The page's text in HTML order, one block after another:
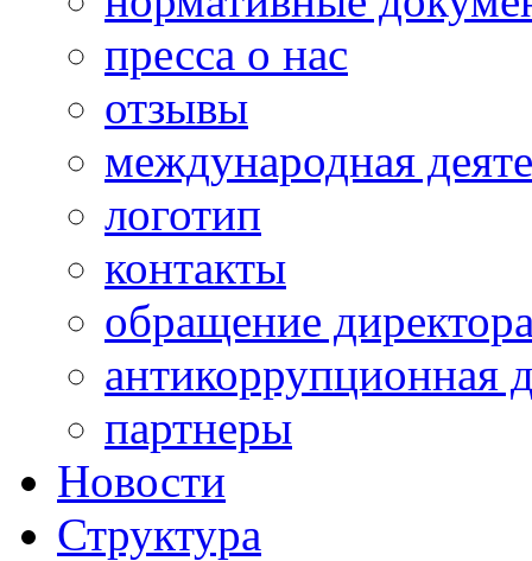
пресса о нас
отзывы
международная
логотип
контакты
обращение
антикоррупционная
партнеры
Новости
Структура